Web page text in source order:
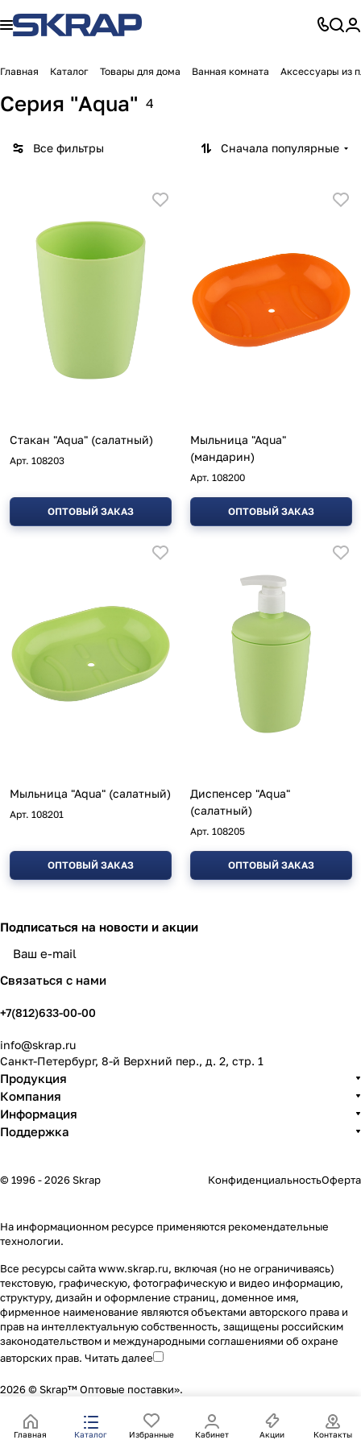
Главная Каталог Товары для дома Ванная комната Аксессуары из
Серия "Aqua" 4
Все фильтры Сначала популярные
Стакан "Aqua" (салатный)
Арт. 108203
ОПТОВЫЙ ЗАКАЗ
Мыльница "Aqua"
(мандарин)
Арт. 108200
ОПТОВЫЙ ЗАКАЗ
Мыльница "Aqua" (салатный)
Арт. 108201
ОПТОВЫЙ ЗАКАЗ
Диспенсер "Aqua"
(салатный)
Арт. 108205
ОПТОВЫЙ ЗАКАЗ
Подписаться на новости и акции
Связаться с нами
+7(812)633-00-00
info@skrap.ru
Санкт-Петербург, 8-й Верхний пер., д. 2, стр. 1
Продукция
Компания
Информация
Поддержка
© 1996 - 2026 Skrap КонфиденциальностьОферта
На информационном ресурсе применяются рекомендательные
технологии.
Все ресурсы сайта www.skrap.ru, включая (но не ограничиваясь)
текстовую, графическую, фотографическую и видео информацию,
структуру, дизайн и оформление страниц, доменное имя,
фирменное наименование являются объектами авторского права и
прав на интеллектуальную собственность, защищены российским
законодательством и международными соглашениями об охране
авторских прав. Читать далее
2026 © Skrap™ Оптовые поставки».
Главная Каталог Избранные Кабинет Акции Контакты